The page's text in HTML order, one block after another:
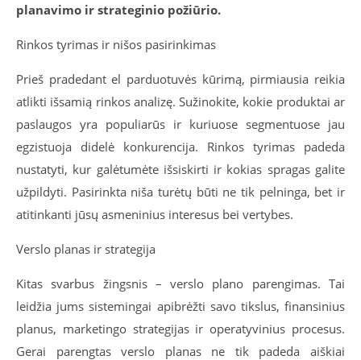
planavimo ir strateginio požiūrio.
Rinkos tyrimas ir nišos pasirinkimas
Prieš pradedant el parduotuvės kūrimą, pirmiausia reikia
atlikti išsamią rinkos analizę. Sužinokite, kokie produktai ar
paslaugos yra populiarūs ir kuriuose segmentuose jau
egzistuoja didelė konkurencija. Rinkos tyrimas padeda
nustatyti, kur galėtumėte išsiskirti ir kokias spragas galite
užpildyti. Pasirinkta niša turėtų būti ne tik pelninga, bet ir
atitinkanti jūsų asmeninius interesus bei vertybes.
Verslo planas ir strategija
Kitas svarbus žingsnis – verslo plano parengimas. Tai
leidžia jums sistemingai apibrėžti savo tikslus, finansinius
planus, marketingo strategijas ir operatyvinius procesus.
Gerai parengtas verslo planas ne tik padeda aiškiai